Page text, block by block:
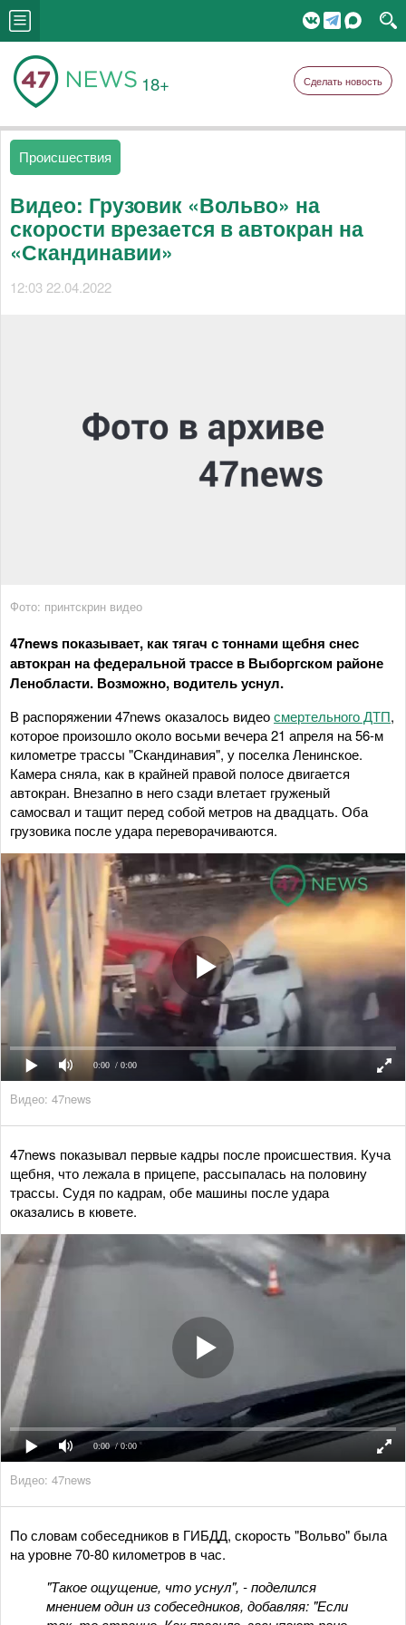
18+ Сделать новость
Происшествия
Видео: Грузовик «Вольво» на
скорости врезается в автокран на
«Скандинавии»
12:03 22.04.2022
Фото: принтскрин видео
47news показывает, как тягач с тоннами щебня снес
автокран на федеральной трассе в Выборгском районе
Ленобласти. Возможно, водитель уснул.
В распоряжении 47news оказалось видеосмертельного ДТП,
которое произошло около восьми вечера 21 апреля на 56-м
километре трассы "Скандинавия", у поселка Ленинское.
Камера сняла, как в крайней правой полосе двигается
автокран. Внезапно в него сзади влетает груженый
самосвал и тащит перед собой метров на двадцать. Оба
грузовика после удара переворачиваются.
0:00 / 0:00
Видео: 47news
47news показывал первые кадры после происшествия. Куча
щебня, что лежала в прицепе, рассыпалась на половину
трассы. Судя по кадрам, обе машины после удара
оказались в кювете.
0:00 / 0:00
Видео: 47news
По словам собеседников в ГИБДД, скорость "Вольво" была
на уровне 70-80 километров в час.
"Такое ощущение, что уснул", - поделился
мнением один из собеседников, добавляя: "Если